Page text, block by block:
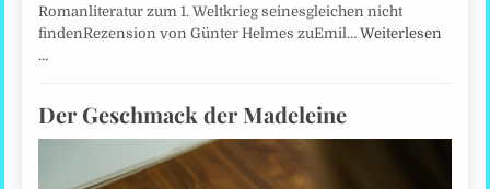
Romanliteratur zum 1. Weltkrieg seinesgleichen nicht
findenRezension von Günter Helmes zuEmil…Weiterlesen
…
Der Geschmack der Madeleine